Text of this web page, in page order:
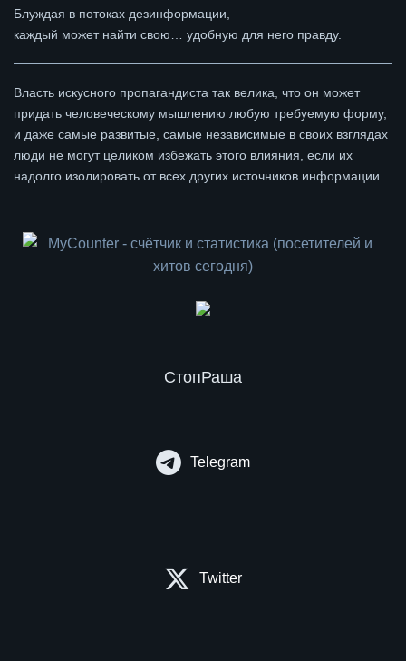
Блуждая в потоках дезинформации,
каждый может найти свою… удобную для него правду.
Власть искусного пропагандиста так велика, что он может
придать человеческому мышлению любую требуемую форму,
и даже самые развитые, самые независимые в своих взглядах
люди не могут целиком избежать этого влияния, если их
надолго изолировать от всех других источников информации.
СтопРаша
Telegram
Twitter